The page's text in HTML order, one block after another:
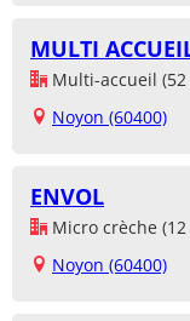
MULTI
Multi-accueil (52
Noyon (60400)
ENVOL
Micro crèche
Noyon (60400)